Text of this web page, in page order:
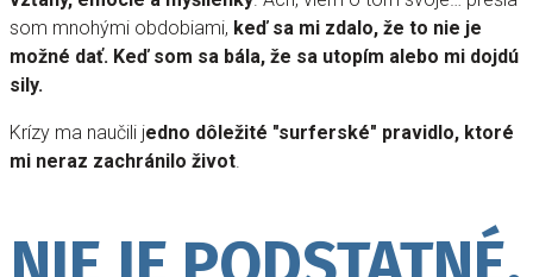
som mnohými obdobiami, keď sa mi zdalo, že to nie je
možné dať. Keď som sa bála, že sa utopím alebo mi dojdú
sily.
Krízy ma naučili jedno dôležité "surferské" pravidlo, ktoré
mi neraz zachránilo život